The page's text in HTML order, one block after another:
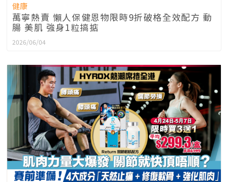
健康
萬寧熱賣 懶人保健恩物限時9折破格全效配方 動
腸 美肌 強身1粒搞掂
2026/06/04